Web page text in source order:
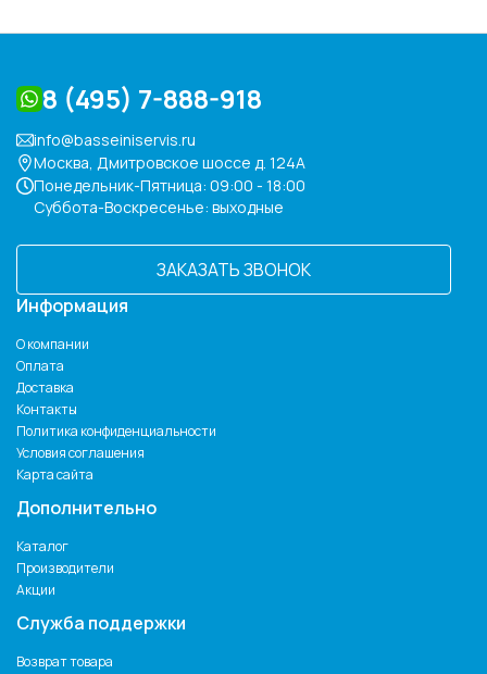
8 (495) 7-888-918
info@basseiniservis.ru
Москва, Дмитровское шоссе д. 124А
Понедельник-Пятница: 09:00 - 18:00
Суббота-Воскресенье: выходные
ЗАКАЗАТЬ ЗВОНОК
Информация
О компании
Оплата
Доставка
Контакты
Политика конфиденциальности
Условия соглашения
Карта сайта
Дополнительно
Каталог
Производители
Акции
Служба поддержки
Возврат товара